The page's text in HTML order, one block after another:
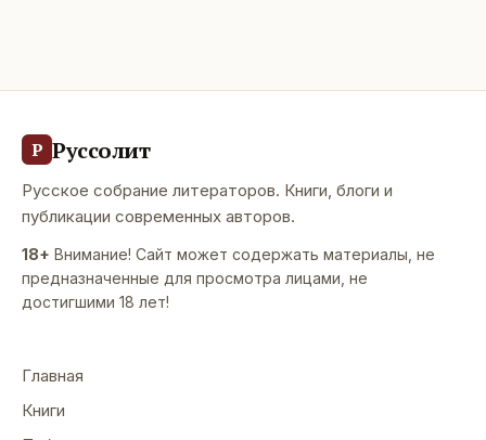
Р Руссолит
Русское собрание литераторов. Книги, блоги и
публикации современных авторов.
18+ Внимание! Сайт может содержать материалы, не
предназначенные для просмотра лицами, не
достигшими 18 лет!
Главная
Книги